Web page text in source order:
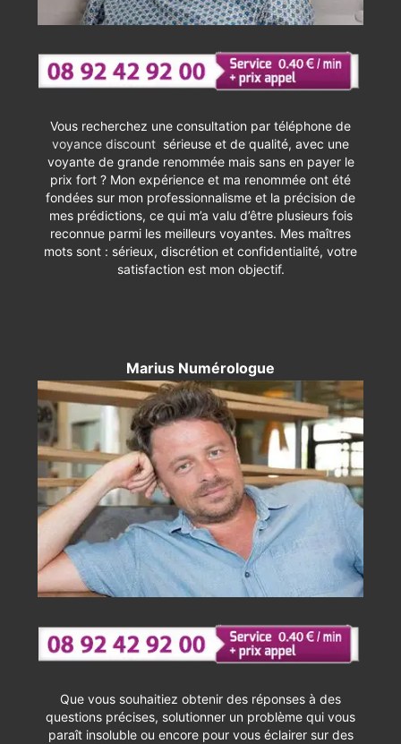
Vous recherchez une consultation par téléphone de
voyance discount sérieuse et de qualité, avec une
voyante de grande renommée mais sans en payer le
prix fort ? Mon expérience et ma renommée ont été
fondées sur mon professionnalisme et la précision de
mes prédictions, ce qui m’a valu d’être plusieurs fois
reconnue parmi les meilleurs voyantes. Mes maîtres
mots sont : sérieux, discrétion et confidentialité, votre
satisfaction est mon objectif.
Marius Numérologue
Que vous souhaitiez obtenir des réponses à des
questions précises, solutionner un problème qui vous
paraît insoluble ou encore pour vous éclairer sur des